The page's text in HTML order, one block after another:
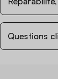
Questions